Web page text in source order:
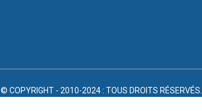
© COPYRIGHT - 2010-2024 : TOUS DROITS RÉSERVÉS.